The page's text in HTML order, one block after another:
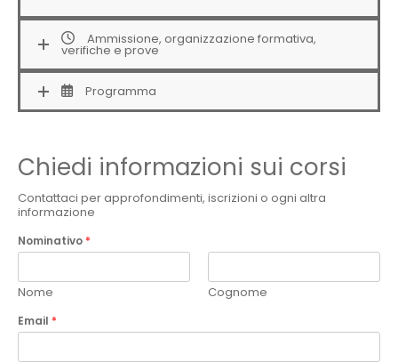
Ammissione, organizzazione formativa,
verifiche e prove
Programma
Chiedi informazioni sui corsi
Contattaci per approfondimenti, iscrizioni o ogni altra
informazione
Nominativo *
Nome Cognome
Email *